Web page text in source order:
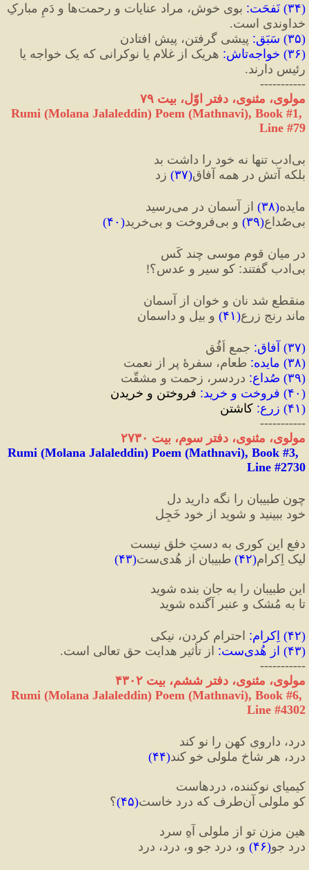
(۳۴) نَفحَت:
خداوندی است.
(۳۵) سَبَق: پیشی گرفتن، پیش افتادن
(۳۶) خواجه‌تاش :
رئیس دارند.
-----------
مولوی، مثنوی، دفتر اوّل، بیت ۷۹
Rumi (Molana Jalaleddin) Poem (Mathnavi), Book #1,
Line #79
بی‌‌ادب تنها نه خود را داشت بد
بلکه آتش در همه آفاق(۳۷) زد
مایده(۳۸) از آسمان در می‌رسید
بی‌صُداع
(۳۹) و بی‌فروخت و بی‌خرید ( ۴۰)
در میانِ قومِ موسی چند کَس
بی‌ادب گفتند
: کو سیر و عدس؟!
منقطع شد نان و خوان از آسمان
ماند رنجِ زرع(۴۱) و بیل و داسمان
(۳۷) آفاق: جمع اُفُق
(۳۸) مایده: طعام، سفرهٔ پر از نعمت
(۳۹) صُداع: دردسر، زحمت و مشقّت
( ۴۰) فروخت و خرید: فروختن و خریدن
(۴۱) زرع: کاشتن
-----------
مولوی، مثنوی، دفتر سوم، بیت ۲۷۳۰
Rumi (Molana Jalaleddin) Poem (Mathnavi), Book #3,
Line #2730
چون طبیبان را نگه دارید دل
خود ببینید و شوید از خود خَجِل
دفعِ این کوری به دستِ خلق نیست
لیک اِکرامِ(۴۲) طبیبان از هُدی‌ست (۴۳)
این طبیبان را به جان بنده شوید
تا به مُشک و عنبر آگنده شوید
(۴۲) اِکرام: احترام کردن، نیکی
(۴۳) از هُدی‌ست : از تأثیر هدایت حق تعالی است.
-----------
مولوی، مثنوی، دفتر ششم، بیت ۴۳۰۲
Rumi (Molana Jalaleddin) Poem (Mathnavi), Book #6,
Line #4302
درد، دارویِ کهن را نو کند
درد، هر شاخِ ملولی خو کند(۴۴)
کیمیایِ نوکننده، دردهاست
کو ملولی آن‌طرف که درد خاست
(۴۵)؟
هین مزن تو از ملولی آهِ سرد
درد جو(۴۶) و، درد جو و، درد، درد